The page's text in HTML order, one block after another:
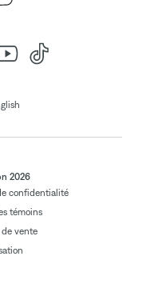
2026
confidentialité
témoins
vente